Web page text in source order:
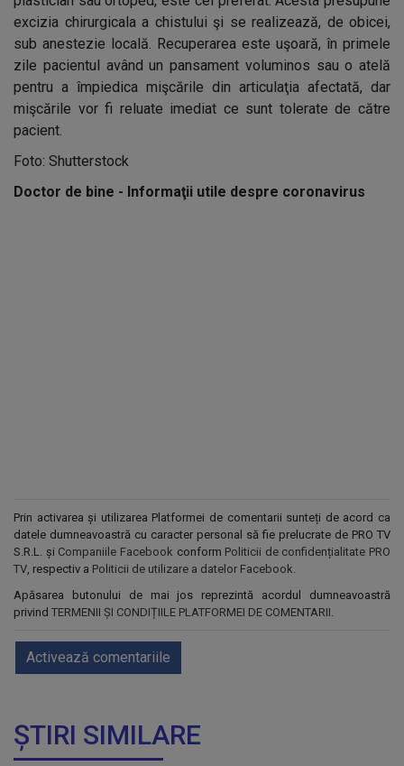
excizia chirurgicala a chistului şi se realizează, de obicei,
sub anestezie locală. Recuperarea este uşoară, în primele
zile pacientul având un pansament voluminos sau o atelă
pentru a împiedica mişcările din articulaţia afectată, dar
mişcările vor fi reluate imediat ce sunt tolerate de către
pacient.
Foto: Shutterstock
Doctor de bine - Informaţii utile despre coronavirus
Prin activarea și utilizarea Platformei de comentarii sunteți de acord ca
datele dumneavoastră cu caracter personal să fie prelucrate de PRO TV
S.R.L. și Companiile Facebook conform Politicii de confidențialitate PRO
TV, respectiv a Politicii de utilizare a datelor Facebook.
Apăsarea butonului de mai jos reprezintă acordul dumneavoastră
privind TERMENII ȘI CONDIȚIILE PLATFORMEI DE COMENTARII.
Activează comentariile
ȘTIRI SIMILARE